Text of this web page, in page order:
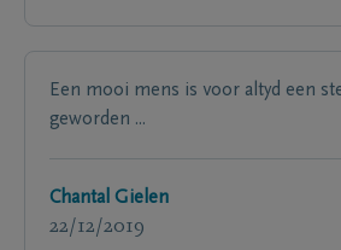
Een mooi mens is voor altyd een
geworden ...
Chantal Gielen
22/12/2019